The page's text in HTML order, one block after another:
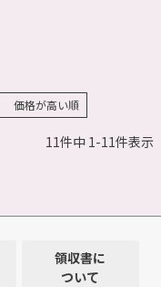
価格が高い順
11件中 1-11件表示
領収書に
ついて